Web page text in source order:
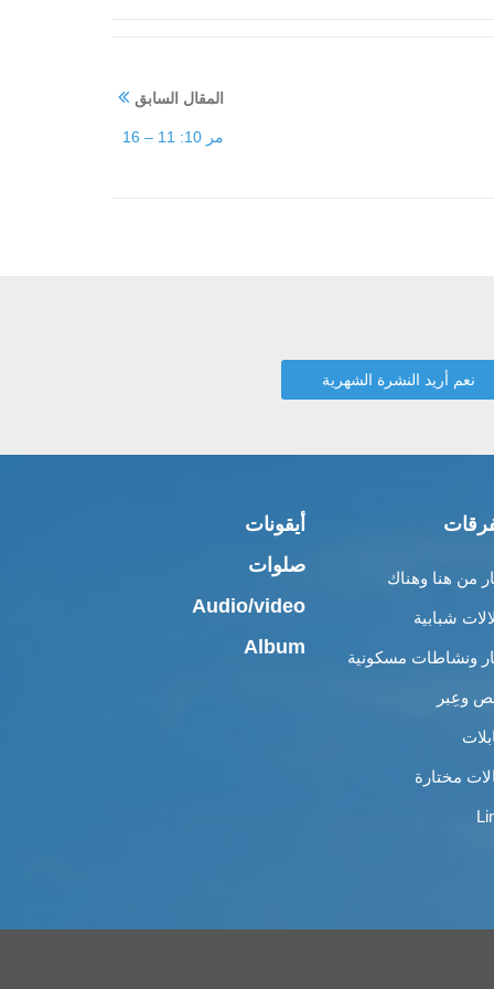
المقال السابق
مر 10: 11 – 16
من هنا وهناك
شبابية
ونشاطات مسكونية
وعِبر
مختارة
أيقونات
صلوات
Audio/video
Album